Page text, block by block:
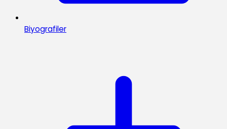
Biyografiler